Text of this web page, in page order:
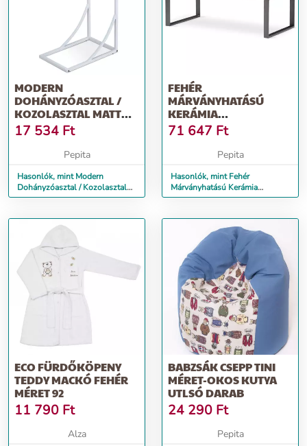
MODERN
DOHÁNYZÓASZTAL /
KOZOLASZTAL MATT
FEHÉR SZÍNBEN.
MÉRET: 27...
17 534 Ft
Pepita
Hasonlók, mint Modern
Dohányzóasztal / Kozolasztal
Matt Fehér Színben. Méret: 27...
FEHÉR
MÁRVÁNYHATÁSÚ
KERÁMIA
DOHÁNYZÓASZTAL
SZÜRKE FÉM LÁBBAL.
MÉRET: 120X60CM.
71 647 Ft
Pepita
Hasonlók, mint Fehér
Márványhatású Kerámia
Dohányzóasztal Szürke Fém
284
ECO FÜRDŐKÖPENY
TEDDY MACKÓ FEHÉR
MÉRET 92
11 790 Ft
Alza
BABZSÁK CSEPP TINI
MÉRET-OKOS KUTYA
UTLSÓ DARAB
24 290 Ft
Pepita